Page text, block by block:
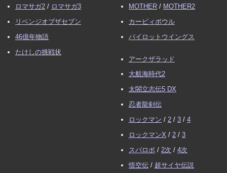
ロマサガ2 / ロマサガ3
リベンジオブザセブン
46億年物語
たけしの挑戦状
MOTHER / MOTHER2
カービィボウル
パイロットウイングス
アークザラッド
大航海時代2
太閤立志伝5 DX
忍者龍剣伝
ロックマン / 2 / 3 / 4
ロックマンX / 2 / 3
スパロボ / 2次 / 4次
悟空伝 / 超サイヤ伝説